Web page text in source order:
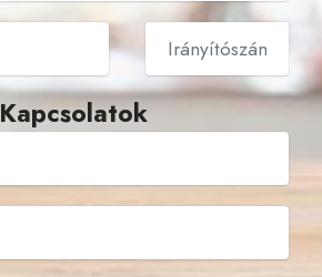
Kapcsolatok